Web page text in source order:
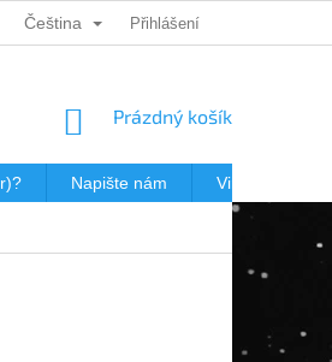
POŠTOVNÉ V JEWISHOP
Čeština Přihlášení
NÁKUPNÍ
Prázdný košík
Napište nám Virtualní